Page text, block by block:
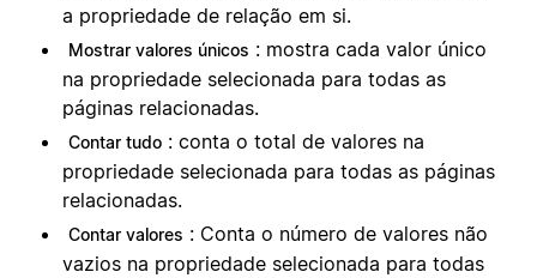
a propriedade de relação em si.
Mostrar valores únicos : mostra cada valor único
na propriedade selecionada para todas as
páginas relacionadas.
Contar tudo : conta o total de valores na
propriedade selecionada para todas as páginas
relacionadas.
Contar valores : Conta o número de valores não
vazios na propriedade selecionada para todas